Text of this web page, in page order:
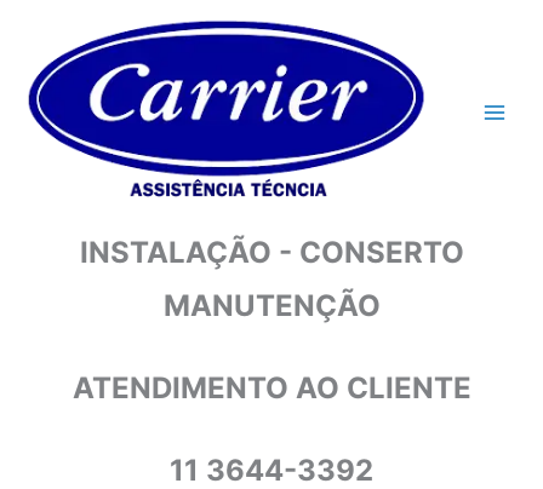
conteúdo
INSTALAÇÃO - CONSERTO
MANUTENÇÃO
ATENDIMENTO AO CLIENTE
11 3644-3392